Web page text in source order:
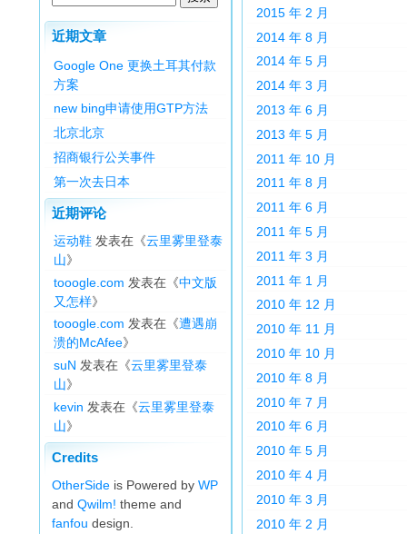
近期文章
Google One 更换土耳其付款
方案
new bing申请使用GTP方法
北京北京
招商银行公关事件
第一次去日本
近期评论
运动鞋 发表在《云里雾里登泰
山》
tooogle.com 发表在《中文版
又怎样》
tooogle.com 发表在《遭遇崩
溃的McAfee》
suN 发表在《云里雾里登泰
山》
kevin 发表在《云里雾里登泰
山》
Credits
OtherSide is Powered by WP
and Qwilm! theme and
fanfou design.
2015 年 2 月
2014 年 8 月
2014 年 5 月
2014 年 3 月
2013 年 6 月
2013 年 5 月
2011 年 10 月
2011 年 8 月
2011 年 6 月
2011 年 5 月
2011 年 3 月
2011 年 1 月
2010 年 12 月
2010 年 11 月
2010 年 10 月
2010 年 8 月
2010 年 7 月
2010 年 6 月
2010 年 5 月
2010 年 4 月
2010 年 3 月
2010 年 2 月